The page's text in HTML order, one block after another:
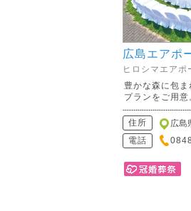
広島エアポ
ヒロシマエアポ
豊かな森に包
プランをご用
住所
広島
電話